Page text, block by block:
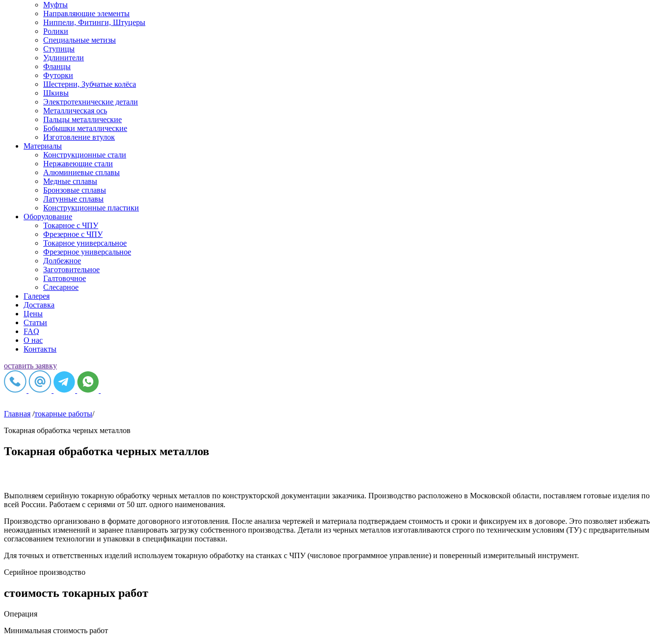
Муфты
Направляющие элементы
Ниппели, Фитинги, Штуцеры
Ролики
Специальные метизы
Ступицы
Удлинители
Фланцы
Футорки
Шестерни, Зубчатые колёса
Шкивы
Электротехнические детали
Металлическая ось
Пальцы металлические
Бобышки металлические
Изготовление втулок
Материалы
Конструкционные стали
Нержавеющие стали
Алюминиевые сплавы
Медные сплавы
Бронзовые сплавы
Латунные сплавы
Конструкционные пластики
Оборудование
Токарное c ЧПУ
Фрезерное c ЧПУ
Токарное универсальное
Фрезерное универсальное
Долбежное
Заготовительное
Галтовочное
Слесарное
Галерея
Доставка
Цены
Статьи
FAQ
О нас
Контакты
оставить заявку
Главная /токарные работы/
Токарная обработка черных металлов
Токарная обработка черных металлов
Выполняем серийную токарную обработку черных металлов по конструкторской документации заказчика. Производство расположено в Московской области, поставляем готовые изделия по
всей России. Работаем с сериями от 50 шт. одного наименования.
Производство организовано в формате договорного изготовления. После анализа чертежей и материала подтверждаем стоимость и сроки и фиксируем их в договоре. Это позволяет избежать
неожиданных изменений и заранее планировать загрузку собственного производства. Детали из черных металлов изготавливаются строго по техническим условиям (ТУ) с предварительным
согласованием технологии и упаковки в спецификации поставки.
Для точных и ответственных изделий используем токарную обработку на станках с ЧПУ (числовое программное управление) и поверенный измерительный инструмент.
Серийное производство
стоимость токарных работ
Операция
Минимальная стоимость работ